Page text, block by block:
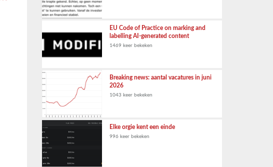
EU Code of Practice on marking and
labelling AI-generated content
1469 keer bekeken
Breaking news: aantal vacatures in juni
2026
1043 keer bekeken
Elke orgie kent een einde
996 keer bekeken